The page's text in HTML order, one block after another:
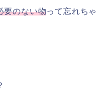
要のない物って忘れちゃ